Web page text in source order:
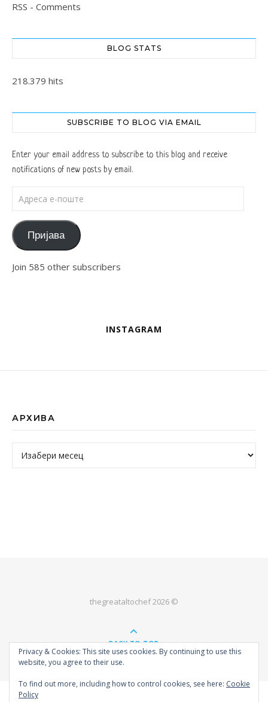
RSS - Comments
BLOG STATS
218.379 hits
SUBSCRIBE TO BLOG VIA EMAIL
Enter your email address to subscribe to this blog and receive
notifications of new posts by email.
Пријава
Join 585 other subscribers
INSTAGRAM
АРХИВА
Архива
thegreataltochef 2026 ©
BACK TO TOP
Privacy & Cookies: This site uses cookies. By continuing to use this
website, you agree to their use.
To find out more, including how to control cookies, see here: Cookie
Policy